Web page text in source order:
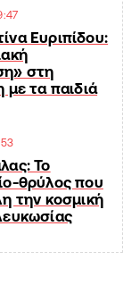
Ευριπίδου:
στη
με τα παιδιά
Το
θρύλος που
την κοσμική